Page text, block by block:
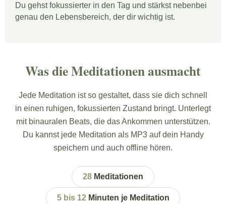
Du gehst fokussierter in den Tag und stärkst nebenbei
genau den Lebensbereich, der dir wichtig ist.
Was die Meditationen ausmacht
Jede Meditation ist so gestaltet, dass sie dich schnell
in einen ruhigen, fokussierten Zustand bringt. Unterlegt
mit binauralen Beats, die das Ankommen unterstützen.
Du kannst jede Meditation als MP3 auf dein Handy
speichern und auch offline hören.
28 Meditationen
5 bis 12Minuten je Meditation